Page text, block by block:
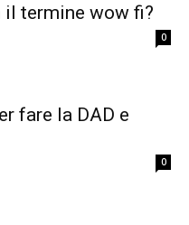
il termine wow fi?
0
fare la DAD e
0